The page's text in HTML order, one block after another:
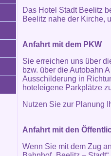
Das Hotel Stadt Beelitz
Beelitz nahe der Kirche,
Anfahrt mit dem PKW
Sie erreichen uns über
bzw. über die Autobahn
Ausschilderung in
hoteleigene Parkplätze
Nutzen Sie zur Planung
Anfahrt mit den
Wenn Sie mit dem Zug